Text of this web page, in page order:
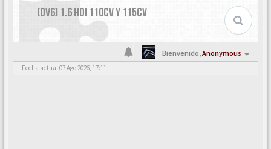
[DV6] 1.6 HDI 110CV Y 115CV
Bienvenido,Anonymous
Fecha actual 07 Ago 2026, 17:11